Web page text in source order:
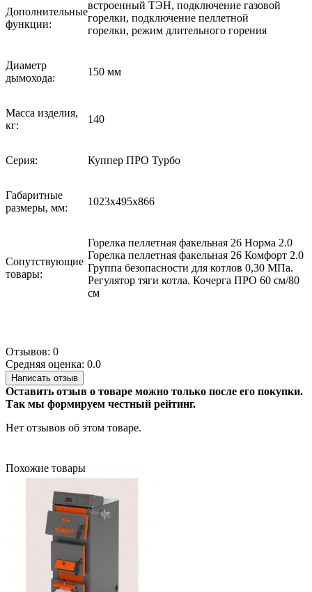
Дополнительные
функции:
встроенный ТЭН, подключение газовой
горелки, подключение пеллетной
горелки, режим длительного горения
Диаметр
дымохода:
150 мм
Масса изделия,
кг:
140
Серия: Куппер ПРО Турбо
Габаритные
размеры, мм:
1023х495х866
Сопутствующие
товары:
Горелка пеллетная факельная 26 Норма 2.0
Горелка пеллетная факельная 26 Комфорт 2.0
Группа безопасности для котлов 0,30 МПа.
Регулятор тяги котла. Кочерга ПРО 60 см/80
см
Отзывов: 0
Средняя оценка: 0.0
Написать отзыв
Оставить отзыв о товаре можно только после его покупки.
Так мы формируем честный рейтинг.
Нет отзывов об этом товаре.
Похожие товары